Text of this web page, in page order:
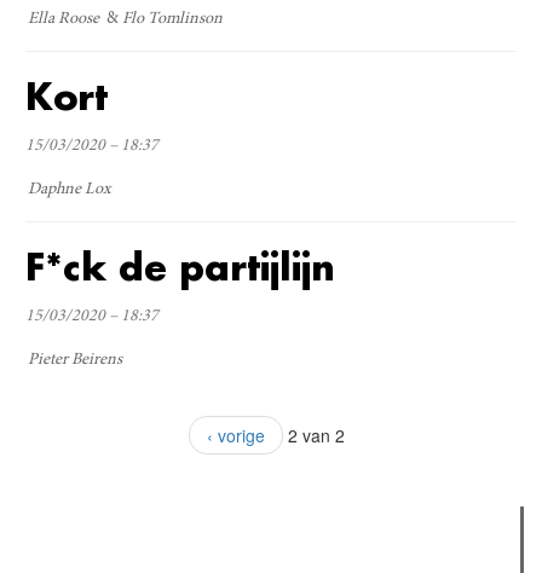
Ella Roose Flo Tomlinson
Kort
15/03/2020 – 18:37
Daphne Lox
F*ck de partijlijn
15/03/2020 – 18:37
Pieter Beirens
‹ vorige 2 van 2